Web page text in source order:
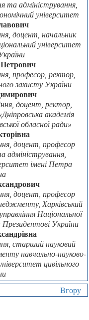
та адміністрування,
університет
доцент, начальник
університет
професор, ректор,
захисту України
доцент, ректор,
академія
обласної ради»
доцент, професор
адміністрування,
імені Петра
доцент, професор
Харківський
Національної
Президентові України
старший науковий
навчально-науково-
цивільного
Вгору